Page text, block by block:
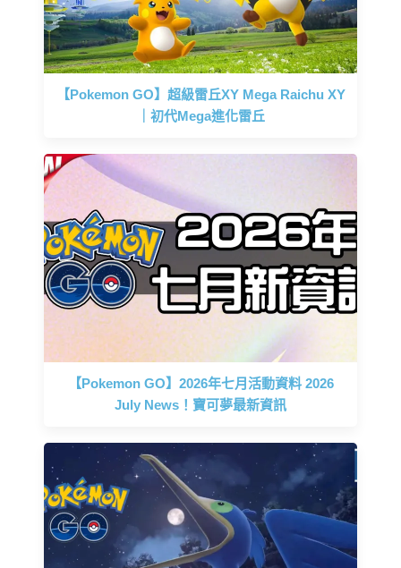
【Pokemon GO】超級雷丘XY Mega Raichu XY
｜初代Mega進化雷丘
【Pokemon GO】2026年七月活動資料 2026
July News！寶可夢最新資訊